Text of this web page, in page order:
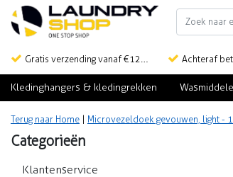
Gratis verzending vanaf €125,- Achteraf
Kledinghangers & kledingrekken
Terug naar Home Microvezeldoek gevouwen, light -
Categorieën
Klantenservice